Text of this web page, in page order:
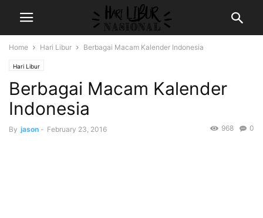
Home Hari Libur Berbagai Macam Kalender Indonesia
Hari Libur
Berbagai Macam Kalender
Indonesia
By jason - February 23, 2016 0
968